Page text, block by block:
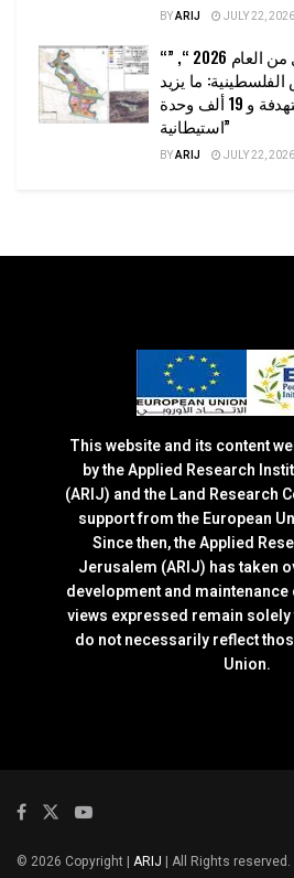
BYARIJ JULY 22, 2026
“حتى النصف الأول من العام 2026 “, ”
ما يزيد
عن 22 ألف دونم مستهدفة و 19 ألف وحدة
استيطانية”
BYARIJ JULY 22, 2026
This website and its content
by the Applied Research
(ARIJ) and the Land Research
support from the European
Since then, the Applied
Jerusalem (ARIJ) has taken
development and maintenance
views expressed remain
do not necessarily reflect
Union.
© 2026 Copyright | ARIJ | All Rights reserved.